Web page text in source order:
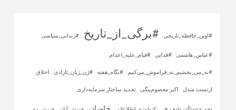
#اوین_حافظه_تاریخی #برگی_از_تاریخ #زندانی_سیاسی
#عباس_هاشمی #فدایی #قیام_علیه_اعدام
#نه_می_بخشیم_نه_فراموش_می‌کنیم #نگاه_هفته #ژن_ژیان_ئازادی اخلاق
ارنست مندل اکبر معصوم‌بیگی تجدید ساختار سرمایه‌داری